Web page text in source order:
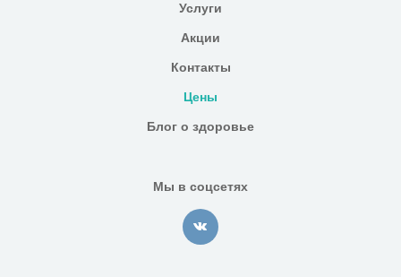
Услуги
Акции
Контакты
Цены
Блог о здоровье
Мы в соцсетях